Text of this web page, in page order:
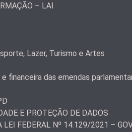
– LAI
Lazer, Turismo e Artes
financeira das emendas
E PROTEÇÃO DE DADOS
LEI FEDERAL Nº 14.129/2021 –